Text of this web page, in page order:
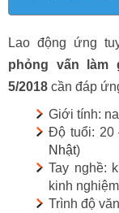
Lao động ứng
phỏng vấn làm
5/2018 cần đáp
Giới tính:
Độ tuổi: 20
Nhật)
Tay nghề:
kinh
Trình độ